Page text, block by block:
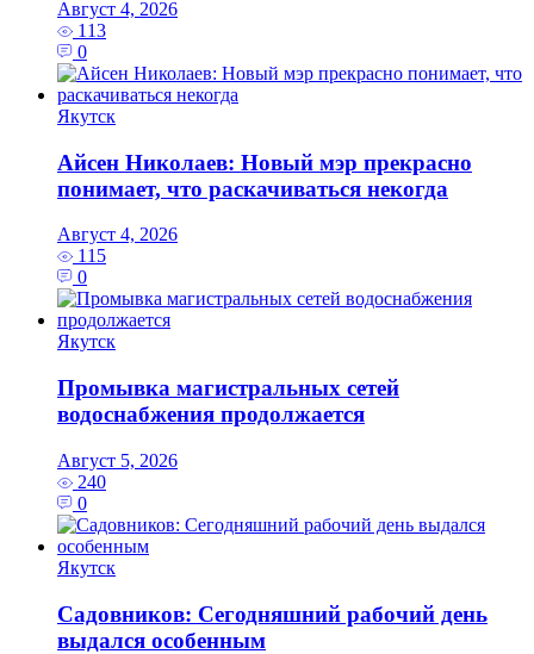
Август 4, 2026
113
0
Якутск
Айсен Николаев: Новый мэр прекрасно
понимает, что раскачиваться некогда
Август 4, 2026
115
0
Якутск
Промывка магистральных сетей
водоснабжения продолжается
Август 5, 2026
240
0
Якутск
Садовников: Сегодняшний рабочий день
выдался особенным